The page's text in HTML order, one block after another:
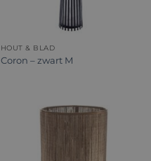
HOUT & BLAD
Coron – zwart M